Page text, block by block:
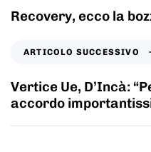
Recovery, ecco la
ARTICOLO SUCCESSIVO
Vertice Ue, D’Incà:
accordo